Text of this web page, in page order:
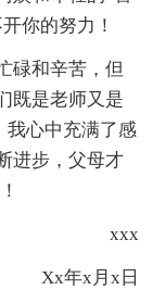
你的努力！
碌和辛苦，但
既是老师又是
我心中充满了感
进步，父母才
xxx
Xx年x月x日